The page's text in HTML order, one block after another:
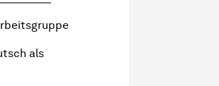
als